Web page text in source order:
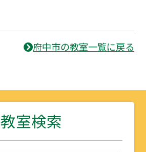
府中市の教室一覧に戻る
教室検索